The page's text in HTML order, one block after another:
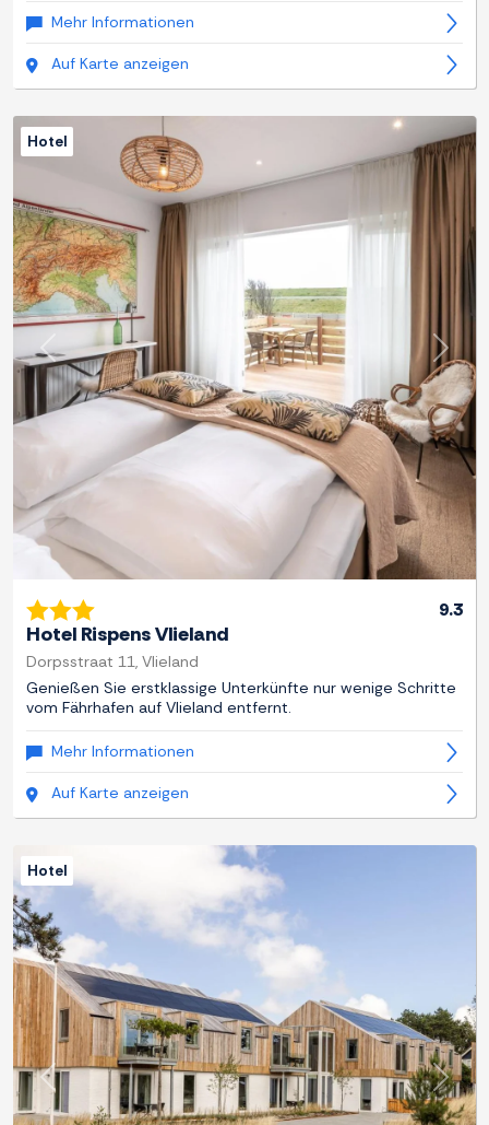
Mehr Informationen
Auf Karte anzeigen
Zurück
Hotel
9.3
Hotel Rispens Vlieland
Dorpsstraat 11, Vlieland
Genießen Sie erstklassige Unterkünfte nur wenige Schritte
vom Fährhafen auf Vlieland entfernt.
Mehr Informationen
Auf Karte anzeigen
Zurück
Hotel